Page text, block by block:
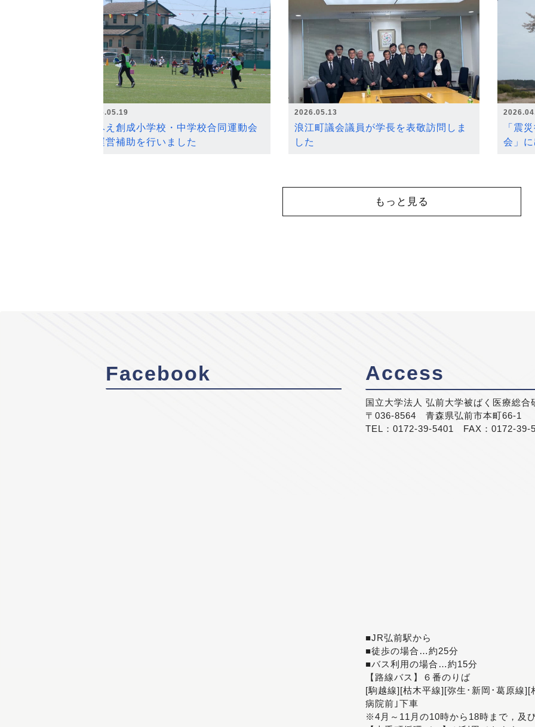
2026.05.19
なみえ創成小学校・中学校合同運動会
の運営補助を行いました
2026.05.13
浪江町議会議員が学長を表敬訪問しま
した
「震
会」
もっと見る
Facebook Access
国立大学法人 弘前大学被ばく医療総合
〒036-8564 青森県弘前市本町66-1
TEL：0172-39-5401 FAX：0172-39-
■JR弘前駅から
■徒歩の場合…約25分
■バス利用の場合…約15分
【路線バス】６番のりば
[駒越線][枯木平線][弥生･新岡･葛原線
病院前｣下車
※4月～11月の10時から18時まで，及